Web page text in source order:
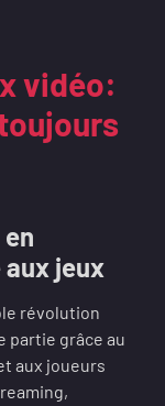
vidéo:
jeux
révolution
partie grâce au
aux joueurs